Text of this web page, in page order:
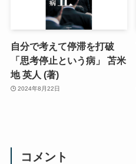
自分で考えて停滞を打破
「思考停止という病」 苫米
地 英人 (著)
2024年8月22日
コメント